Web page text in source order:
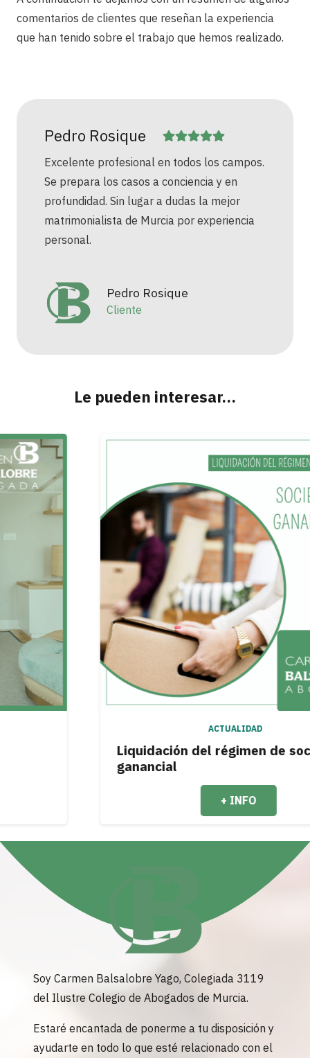
comentarios de clientes que reseñan la experiencia
que han tenido sobre el trabajo que hemos realizado.
Pedro Rosique
Excelente profesional en todos los campos.
Se prepara los casos a conciencia y en
profundidad. Sin lugar a dudas la mejor
matrimonialista de Murcia por experiencia
personal.
Pedro Rosique
Cliente
Le pueden interesar…
ACTUALIDAD
Liquidación del régimen de sociedad
ganancial
Soy Carmen Balsalobre Yago, Colegiada 3119
del Ilustre Colegio de Abogados de Murcia.
Estaré encantada de ponerme a tu disposición y
ayudarte en todo lo que esté relacionado con el